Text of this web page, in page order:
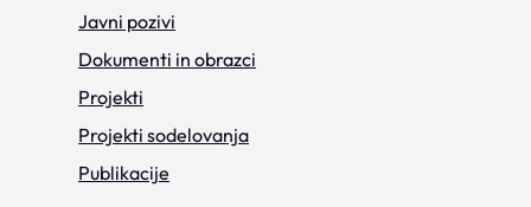
Javni pozivi
Dokumenti in obrazci
Projekti
Projekti sodelovanja
Publikacije